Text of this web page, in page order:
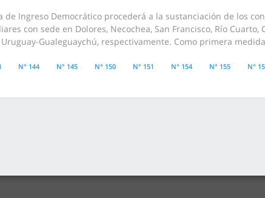
Ingreso Democrático procederá a la sustanciación de los
con sede en Dolores, Necochea, San Francisco, Río
Gualeguaychú, respectivamente. Como primera
N° 144 N° 145 N° 150 N° 151 N° 154 N° 155 N°